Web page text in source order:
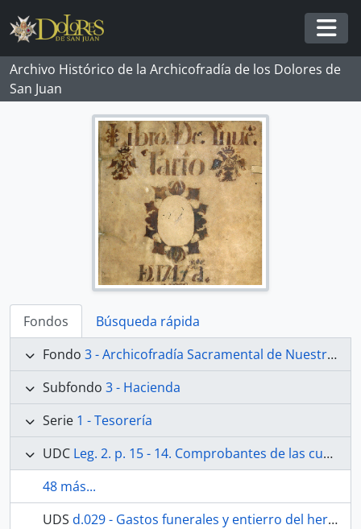
Skip to main content
Archivo Histórico de la Archicofradía de los Dolores de
San Juan
Fondos
Búsqueda rápida
Fondo 3 - Archicofradía Sacramental de Nuestra Señora de los Dolores
Subfondo 3 - Hacienda
Serie 1 - Tesorería
UDC Leg. 2. p. 15 - 14. Comprobantes de las cuentas generales de Abril de 1847 a 31 de Marzo de 1851. Sentadas en el libro 1º. Existe además una cuenta total en la carpeta respectiva. No existen comprobantes de las cuentas generales de 1º de Abril 51 al 30 de Marzo 1853, sentadas en el libro 1º. Existe en carpeta, de gastos de culto, cuenta de 1847 al 51.
48 más...
UDS d.029 - Gastos funerales y entierro del hermano José Francisco Rubio.